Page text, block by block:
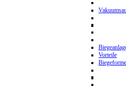
Vorteile